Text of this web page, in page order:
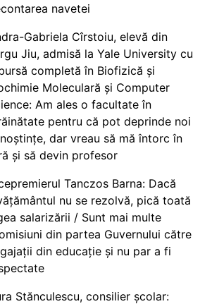
navetei
Gabriela Cîrstoiu, elevă din
Jiu, admisă la Yale University cu
completă în Biofizică și
Moleculară și Computer
Am ales o facultate în
pentru că pot deprinde noi
dar vreau să mă întorc în
și să devin profesor
Tanczos Barna: Dacă
nu se rezolvă, pică toată
salarizării / Sunt mai multe
din partea Guvernului către
din educație și nu par a fi
Stănculescu, consilier școlar: